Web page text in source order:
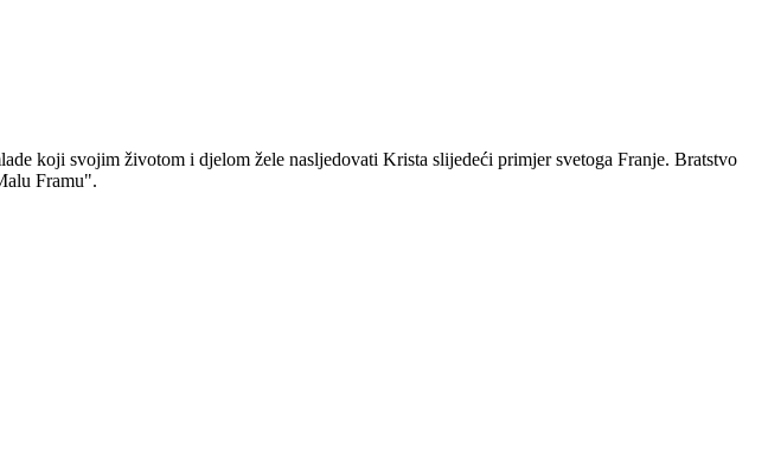
koji svojim životom i djelom žele nasljedovati Krista slijedeći primjer svetoga Franje. Bratstvo
Framu".